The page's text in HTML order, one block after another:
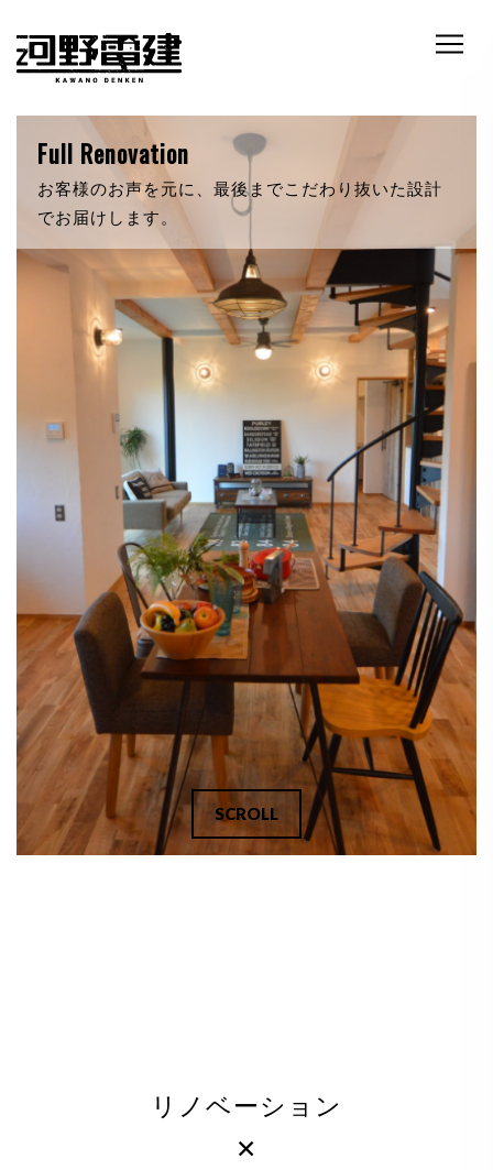
RETRO & NATURE
自然素材にこだわったあなただけの新築。いつでも
暖かく迎え入れてくれます。
SCROLL
リノベーション
✕